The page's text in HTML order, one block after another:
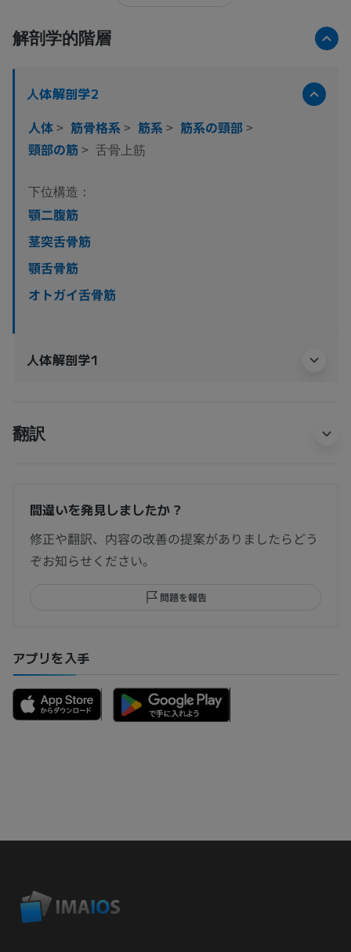
解剖学的階層
人体解剖学2
人体> 筋骨格系> 筋系> 筋系の頸部>
頸部の筋> 舌骨上筋
下位構造：
顎二腹筋
茎突舌骨筋
顎舌骨筋
オトガイ舌骨筋
人体解剖学1
翻訳
間違いを発見しましたか？
修正や翻訳、内容の改善の提案がありましたらどう
ぞお知らせください。
問題を報告
アプリを入手